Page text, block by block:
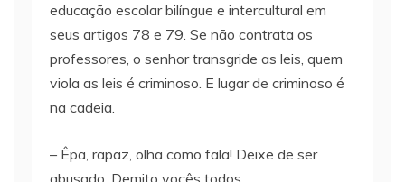
educação escolar bilíngue e intercultural em
seus artigos 78 e 79. Se não contrata os
professores, o senhor transgride as leis, quem
viola as leis é criminoso. E lugar de criminoso é
na cadeia.
– Êpa, rapaz, olha como fala! Deixe de ser